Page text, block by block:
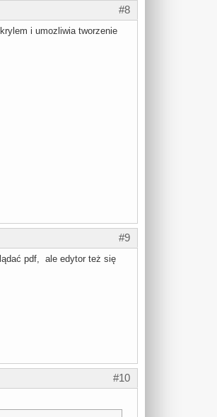
#8
i umozliwia tworzenie
#9
pdf, ale edytor też się
#10